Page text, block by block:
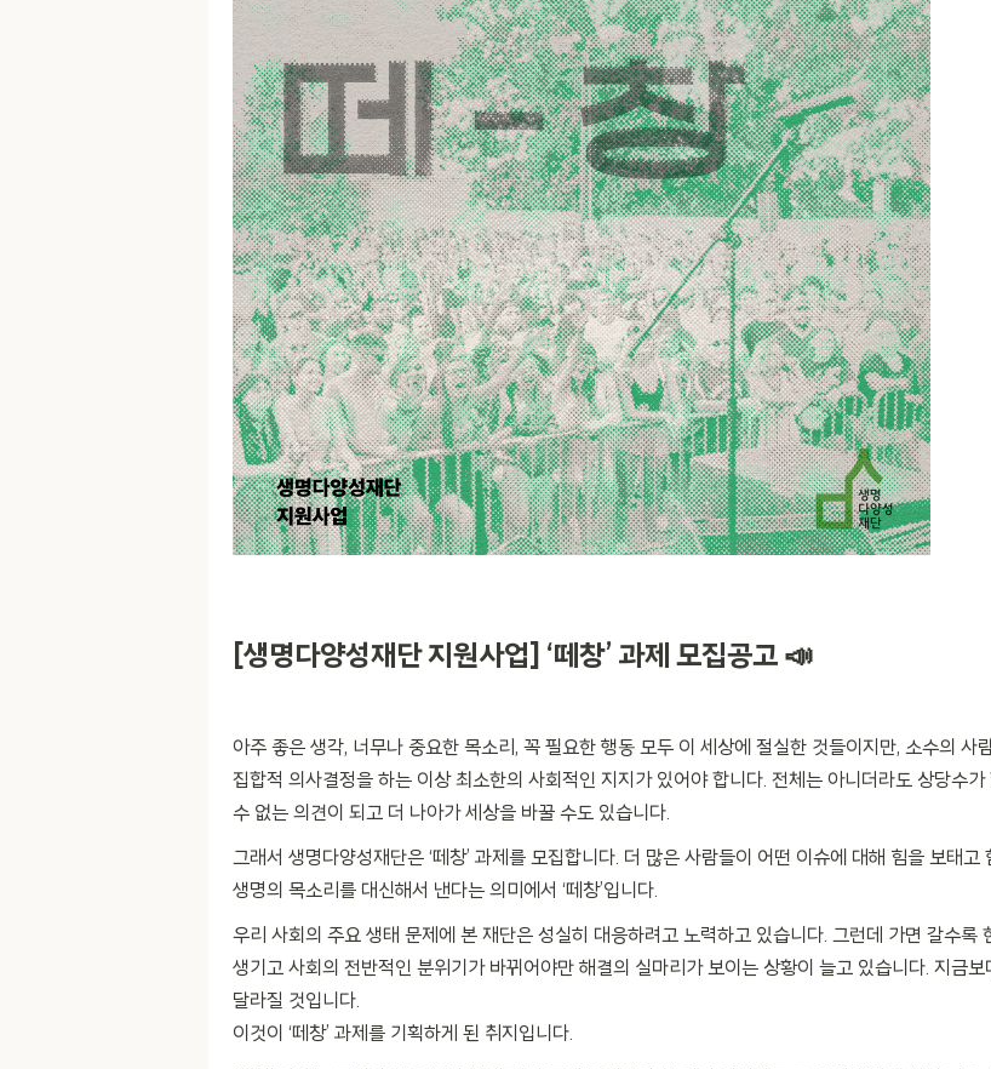
[생명다양성재단 지원사업] ‘떼창’ 과제 모집공고 📣
아주 좋은 생각, 너무나 중요한 목소리, 꼭 필요한 행동 모두 이 세상에 절실한 것들이지만, 소수의 사
집합적 의사결정을 하는 이상 최소한의 사회적인 지지가 있어야 합니다. 전체는 아니더라도 상당수
수 없는 의견이 되고 더 나아가 세상을 바꿀 수도 있습니다.
그래서 생명다양성재단은 ‘떼창’ 과제를 모집합니다. 더 많은 사람들이 어떤 이슈에 대해 힘을 보태
생명의 목소리를 대신해서 낸다는 의미에서 ‘떼창’입니다.
우리 사회의 주요 생태 문제에 본 재단은 성실히 대응하려고 노력하고 있습니다. 그런데 가면 갈수록
생기고 사회의 전반적인 분위기가 바뀌어야만 해결의 실마리가 보이는 상황이 늘고 있습니다. 지금
달라질 것입니다.
이것이 ‘떼창’ 과제를 기획하게 된 취지입니다.